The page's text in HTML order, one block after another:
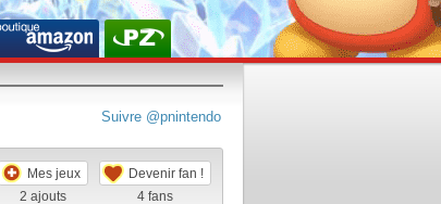
Suivre @pnintendo
Mes jeux
2 ajouts
Devenir fan !
4 fans